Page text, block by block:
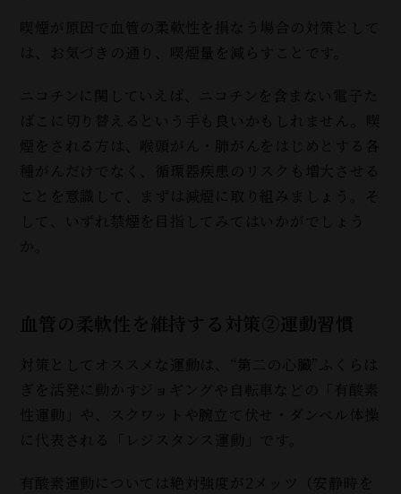
喫煙が原因で血管の柔軟性を損なう場合の対策として
は、お気づきの通り、喫煙量を減らすことです。
ニコチンに関していえば、ニコチンを含まない電子た
ばこに切り替えるという手も良いかもしれません。喫
煙をされる方は、喉頭がん・肺がんをはじめとする各
種がんだけでなく、循環器疾患のリスクも増大させる
ことを意識して、まずは減煙に取り組みましょう。そ
して、いずれ禁煙を目指してみてはいかがでしょう
か。
血管の柔軟性を維持する対策②運動習慣
対策としてオススメな運動は、“第二の心臓”ふくらは
ぎを活発に動かすジョギングや自転車などの「有酸素
性運動」や、スクワットや腕立て伏せ・ダンベル体操
に代表される「レジスタンス運動」です。
有酸素運動については絶対強度が2メッツ（安静時を